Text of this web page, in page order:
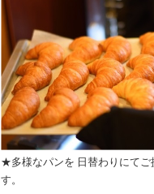
★多様なパンを 日替わりにてご
す。